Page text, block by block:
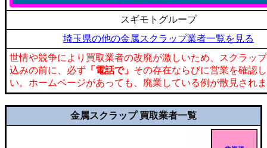
スギモトグループ
埼玉県の他の金属スクラップ業者一覧を見る
世情や競争により買取業者の改廃が激しいため、スクラッ
込みの前に、必ず 「電話で」 その存在ならびに営業を確認
い。ホームページがあっても、廃業している例が散見され
金属スクラップ 買取業者一覧